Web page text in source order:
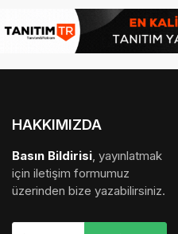
HAKKIMIZDA
Basın Bildirisi, yayınlatmak
için iletişim formumuz
üzerinden bize yazabilirsiniz.